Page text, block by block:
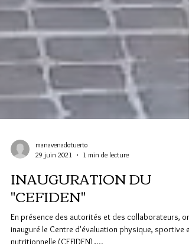
manavenadotuerto
29 juin 2021
1 min de lecture
INAUGURATION DU
"CEFIDEN"